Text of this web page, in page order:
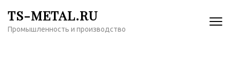
содержимому
TS-METAL.RU
Промышленность и производство